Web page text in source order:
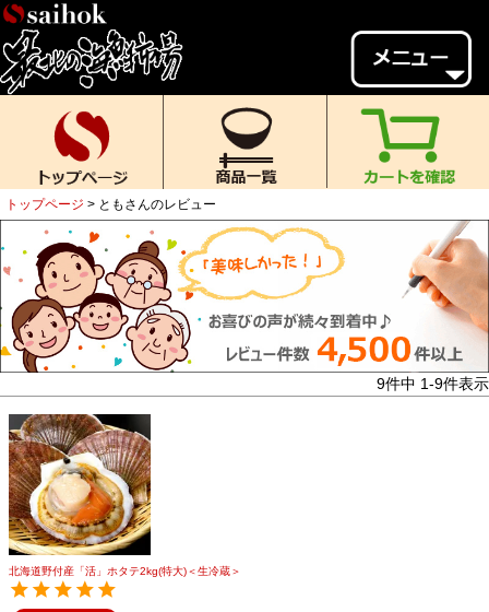
会員様メニュー
ゲスト
様、
いらっしゃいませ。
ご来店ありがとうございます。
新規会員登録
MYページ MYクーポン
ポイント履歴 お気に入り
レビュー投稿 閲覧履歴
当店について
初めての方へ
返品について
メルマガ登録
特定商取引法表示
トップページ ともさんのレビュー
9件中 1-9件表示
北海道野付産「活」ホタテ2kg(特大)＜生冷蔵＞